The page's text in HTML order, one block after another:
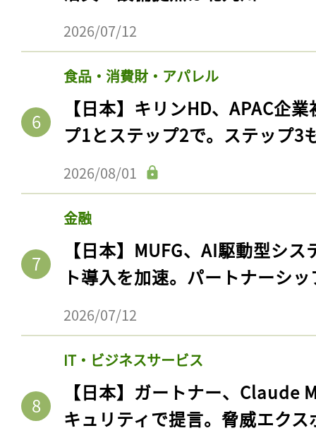
2026/07/12
食品・消費財・アパレル
【日本】キリンHD、APAC企
プ1とステップ2で。ステップ3
2026/08/01
金融
【日本】MUFG、AI駆動型シ
ト導入を加速。パートナーシ
2026/07/12
IT・ビジネスサービス
【日本】ガートナー、Claude
キュリティで提言。脅威エク